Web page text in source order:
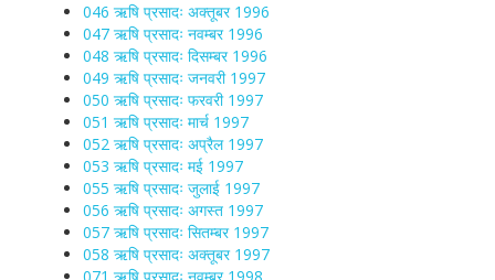
046 ऋषि प्रसादः अक्तूबर 1996
047 ऋषि प्रसादः नवम्बर 1996
048 ऋषि प्रसादः दिसम्बर 1996
049 ऋषि प्रसादः जनवरी 1997
050 ऋषि प्रसादः फरवरी 1997
051 ऋषि प्रसादः मार्च 1997
052 ऋषि प्रसादः अप्रैल 1997
053 ऋषि प्रसादः मई 1997
055 ऋषि प्रसादः जुलाई 1997
056 ऋषि प्रसादः अगस्त 1997
057 ऋषि प्रसादः सितम्बर 1997
058 ऋषि प्रसादः अक्तूबर 1997